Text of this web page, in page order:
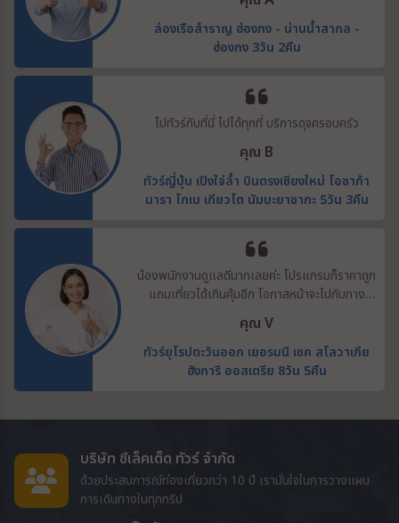
ล่องเรือสำราญ ฮ่องกง - น่านน้ำสากล -
ฮ่องกง 3วัน 2คืน
ไปทัวร์กับที่นี่ ไปได้ทุกที่ บริการดุจครอบครัว
คุณ B
ทัวร์ญี่ปุ่น เปิงใจ่ล้ำ บินตรงเชียงใหม่ โอซาก้า
นารา โกเบ เกียวโต นัมบะยาซากะ 5วัน 3คืน
น้องพนักงานดูแลดีมากเลยค่ะ โปรแกรมก็ราคาถูก
แถมเที่ยวได้เกินคุ้มอีก โอกาสหน้าจะไปกับทาง
บริษัทอีกค่ะ
คุณ V
ทัวร์ยุโรปตะวันออก เยอรมนี เชค สโลวาเกีย
ฮังการี ออสเตรีย 8วัน 5คืน
บริษัท ซีเล็คเต็ด ทัวร์ จำกัด
ด้วยประสบการณ์ท่องเที่ยวกว่า 10 ปี เรามั่นใจในการวางแผน
การเดินทางในทุกทริป